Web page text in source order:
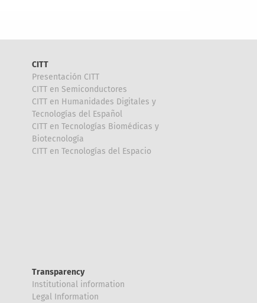
CITT
Presentación CITT
CITT en Semiconductores
CITT en Humanidades Digitales y
Tecnologías del Español
CITT en Tecnologías Biomédicas y
Biotecnología
CITT en Tecnologías del Espacio
Transparency
Institutional information
Legal Information